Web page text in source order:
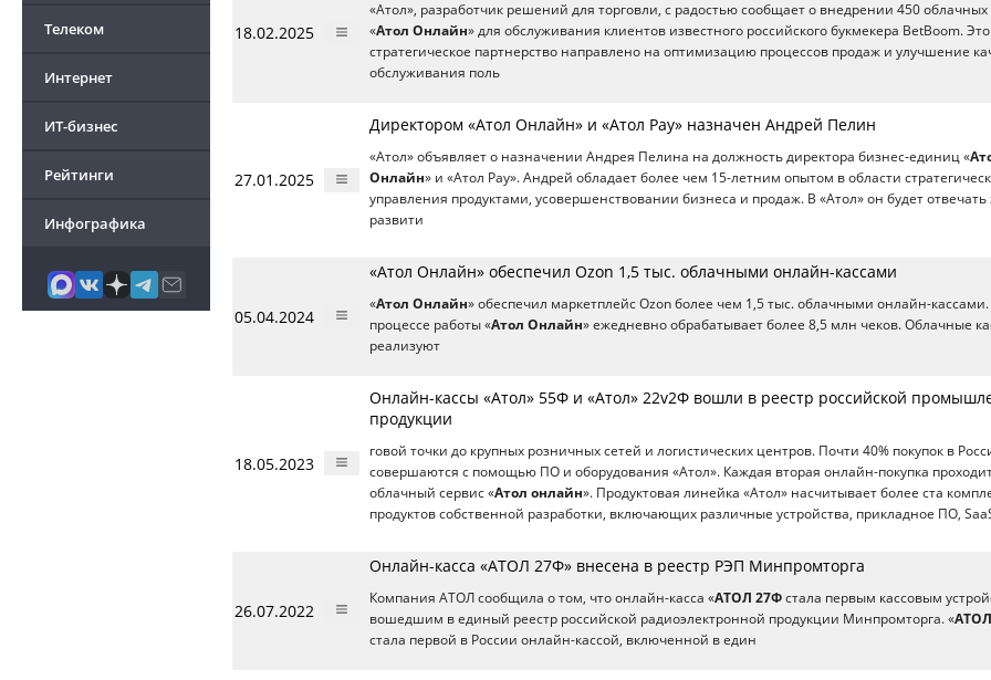
Телеком
Интернет
ИТ-бизнес
Рейтинги
Инфографика
18.02.2025
«Атол», разработчик решений для торговли, с радостью сообщает о внедрении 450 облачных
«Атол Онлайн» для обслуживания клиентов известного российского букмекера BetBoom. Это
стратегическое партнерство направлено на оптимизацию процессов продаж и улучшение
обслуживания поль
27.01.2025
Директором «Атол Онлайн» и «Атол Pay» назначен Андрей Пелин
«Атол» объявляет о назначении Андрея Пелина на должность директора бизнес-единиц «
Онлайн» и «Атол Pay». Андрей обладает более чем 15-летним опытом в области
управления продуктами, усовершенствовании бизнеса и продаж. В «Атол» он будет отвечать
развити
05.04.2024
«Атол Онлайн» обеспечил Ozon 1,5 тыс. облачными онлайн-кассами
«Атол Онлайн» обеспечил маркетплейс Ozon более чем 1,5 тыс. облачными онлайн-кассами.
процессе работы «Атол Онлайн» ежедневно обрабатывает более 8,5 млн чеков. Облачные
реализуют
18.05.2023
Онлайн-кассы «Атол» 55Ф и «Атол» 22v2Ф вошли в реестр российской
продукции
говой точки до крупных розничных сетей и логистических центров. Почти 40% покупок в
совершаются с помощью ПО и оборудования «Атол». Каждая вторая онлайн-покупка
облачный сервис «Атол онлайн». Продуктовая линейка «Атол» насчитывает более ста
продуктов собственной разработки, включающих различные устройства, прикладное ПО,
26.07.2022
Онлайн-касса «АТОЛ 27Ф» внесена в реестр РЭП Минпромторга
Компания АТОЛ сообщила о том, что онлайн-касса «АТОЛ 27Ф стала первым кассовым
вошедшим в единый реестр российской радиоэлектронной продукции Минпромторга. «
стала первой в России онлайн-кассой, включенной в един